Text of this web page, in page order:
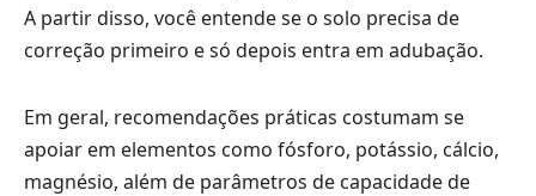
A partir disso, você entende se o solo precisa de
correção primeiro e só depois entra em adubação.
Em geral, recomendações práticas costumam se
apoiar em elementos como fósforo, potássio, cálcio,
magnésio, além de parâmetros de capacidade de